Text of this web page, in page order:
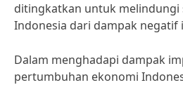
ditingkatkan untuk melindungi
Indonesia dari dampak negatif
Dalam menghadapi dampak
pertumbuhan ekonomi